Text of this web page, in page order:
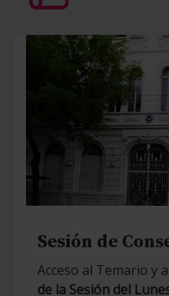
Sesión de
Acceso al Temario y
de la Sesión del